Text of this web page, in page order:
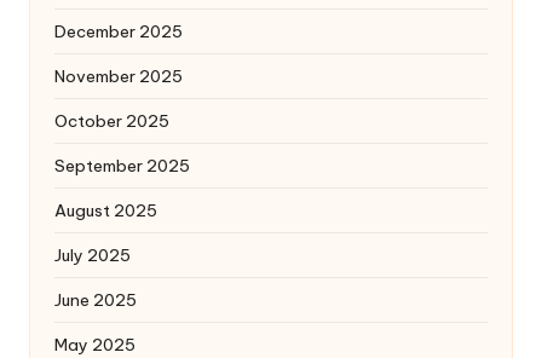
December 2025
November 2025
October 2025
September 2025
August 2025
July 2025
June 2025
May 2025